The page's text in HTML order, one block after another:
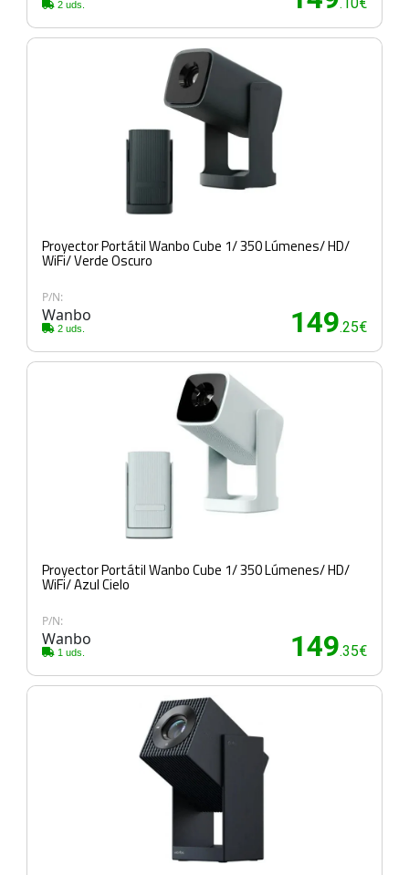
2 uds.
Proyector Portátil Wanbo Cube 1/ 350 Lúmenes/ HD/
WiFi/ Verde Oscuro
P/N:
Wanbo
2 uds. 149.25€
Proyector Portátil Wanbo Cube 1/ 350 Lúmenes/ HD/
WiFi/ Azul Cielo
P/N:
Wanbo
1 uds. 149.35€